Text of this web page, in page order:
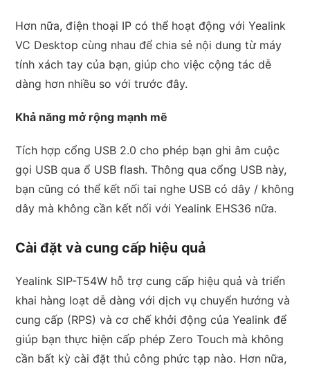
Hơn nữa, điện thoại IP có thể hoạt động với Yealink
VC Desktop cùng nhau để chia sẻ nội dung từ máy
tính xách tay của bạn, giúp cho việc cộng tác dễ
dàng hơn nhiều so với trước đây.
Khả năng mở rộng mạnh mẽ
Tích hợp cổng USB 2.0 cho phép bạn ghi âm cuộc
gọi USB qua ổ USB flash. Thông qua cổng USB này,
bạn cũng có thể kết nối tai nghe USB có dây / không
dây mà không cần kết nối với Yealink EHS36 nữa.
Cài đặt và cung cấp hiệu quả
Yealink SIP-T54W hỗ trợ cung cấp hiệu quả và triển
khai hàng loạt dễ dàng với dịch vụ chuyển hướng và
cung cấp (RPS) và cơ chế khởi động của Yealink để
giúp bạn thực hiện cấp phép Zero Touch mà không
cần bất kỳ cài đặt thủ công phức tạp nào. Hơn nữa,